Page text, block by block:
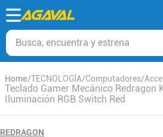
Busca, encuentra y estrena
TECNOLOGÍA Computadores
Teclado Gamer Mecánico Redragon
Iluminación RGB Switch Red
REDRAGON